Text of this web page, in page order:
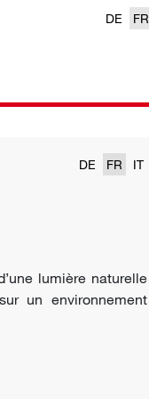
DE FR
DE FR IT
lumière naturelle
un environnement